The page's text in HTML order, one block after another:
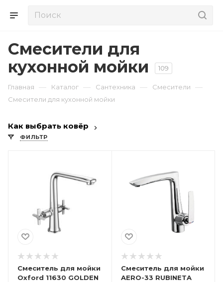
Смесители для
кухонной мойки
109
Главная — Каталог — Сантехника — Смесители —
Смесители для кухонной мойки
Как выбрать ковёр
ФИЛЬТР
Смеситель для мойки
Oxford 11630 GOLDEN
Смеситель для мойки
AERO-33 RUBINETA